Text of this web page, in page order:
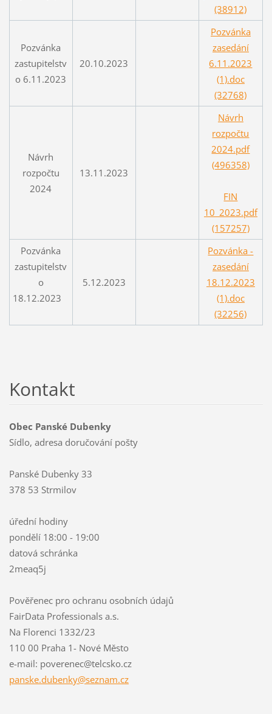
(38912)
Pozvánka
zastupitelstv
o 6.11.2023
20.10.2023
Pozvánka
zasedání
6.11.2023
(1).doc
(32768)
Návrh
rozpočtu
2024
13.11.2023
Návrh
rozpočtu
2024.pdf
(496358)
FIN
10_2023.pdf
(157257)
Pozvánka
zastupitelstv
o
18.12.2023
5.12.2023
Pozvánka -
zasedání
18.12.2023
(1).doc
(32256)
Kontakt
Obec Panské Dubenky
Sídlo, adresa doručování pošty
Panské Dubenky 33
378 53 Strmilov
úřední hodiny
pondělí 18:00 - 19:00
datová schránka
2meaq5j
Pověřenec pro ochranu osobních údajů
FairData Professionals a.s.
Na Florenci 1332/23
110 00 Praha 1- Nové Město
e-mail: poverenec@telcsko.cz
panske.dubenky@seznam.cz